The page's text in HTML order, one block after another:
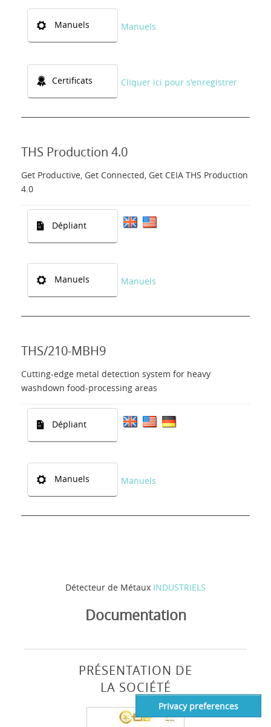
Détecteur de Métaux INDUSTRIELS
Documentation
PRÉSENTATION DE
LA SOCIÉTÉ
Manuels Manuels
Certificats Cliquer ici pour s'enregistrer
THS Production 4.0
Get Productive, Get Connected, Get CEIA THS Production
4.0
Dépliant
Manuels Manuels
THS/210-MBH9
Cutting-edge metal detection system for heavy
washdown food-processing areas
Dépliant
Manuels Manuels